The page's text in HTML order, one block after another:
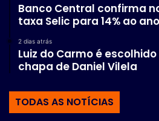
Banco Central confirma
taxa Selic para 14% ao ano
2 dias atrás
Luiz do Carmo é
chapa de Daniel Vilela
TODAS AS NOTÍCIAS